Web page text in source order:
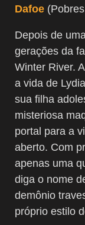
Dafoe
Depois de
gerações da
Winter River.
a vida de
sua filha
misteriosa
portal para a
aberto. Com
apenas uma
diga o nome
demônio
próprio estilo